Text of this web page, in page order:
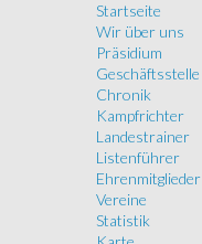
Startseite
Wir über uns
Präsidium
Geschäftsstelle
Chronik
Kampfrichter
Landestrainer
Listenführer
Ehrenmitglieder
Vereine
Statistik